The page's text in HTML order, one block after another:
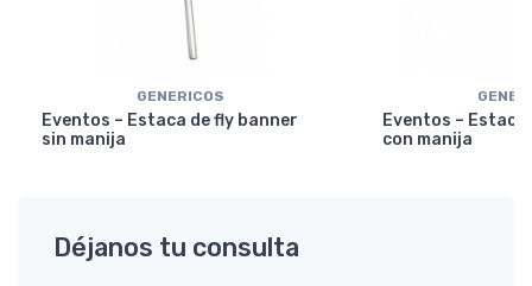
GENERICOS
Eventos – Estaca de fly banner
sin manija
Eventos –
con manija
Déjanos tu consulta